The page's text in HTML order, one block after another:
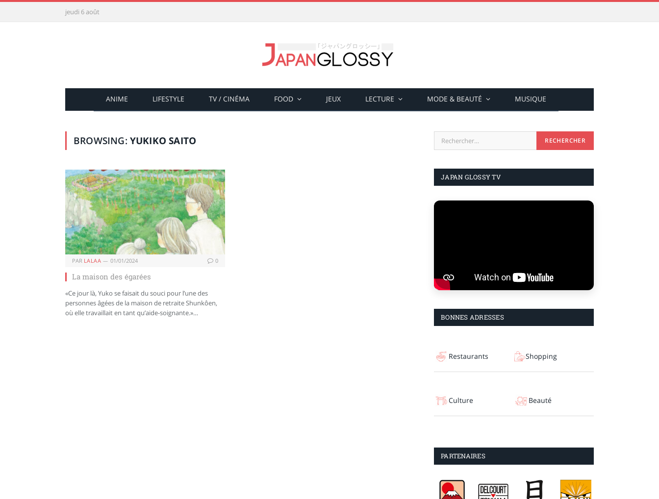
jeudi 6 août
ANIME LIFESTYLE TV / CINÉMA FOOD JEUX LECTURE MODE & BEAUTÉ MUSIQUE
BROWSING: YUKIKO SAITO
PAR LALAA 01/01/2024 0
La maison des égarées
«Ce jour là, Yuko se faisait du souci pour l’une des
personnes âgées de la maison de retraite Shunkôen,
où elle travaillait en tant qu’aide-soignante.»…
JAPAN GLOSSY TV
BONNES ADRESSES
Restaurants Shopping
Culture Beauté
PARTENAIRES